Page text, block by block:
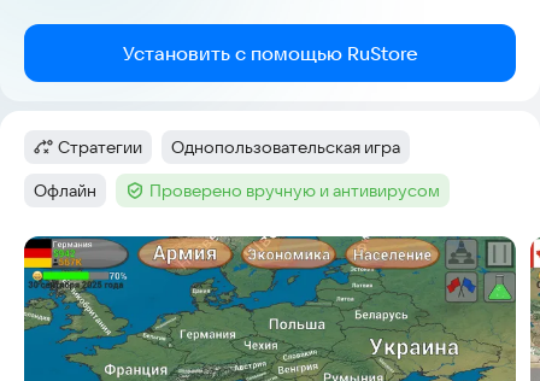
Установить с помощью RuStore
Категория:
Стратегии Тег:
Однопользовательская игра
Тег:
Офлайн Тег :Проверено вручную и антивирусом
Скриншоты